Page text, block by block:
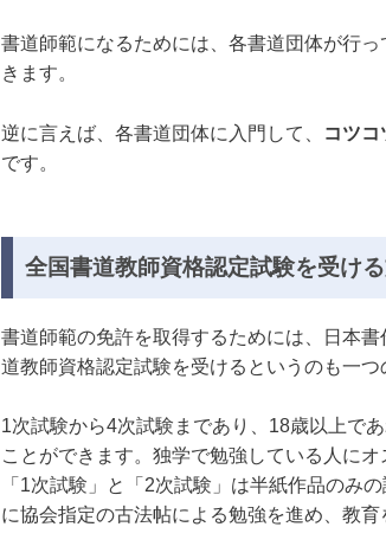
書道師範になるためには、各書道団体が行っ
きます。
逆に言えば、各書道団体に入門して、 コツ
です。
全国書道教師資格認定試験を受け
書道師範の免許を取得するためには、日本
道教師資格認定試験を受けるというのも一つ
1次試験から4次試験まであり、18歳以上で
ことができます。独学で勉強している人にオ
「1次試験」と「2次試験」は半紙作品のみ
に協会指定の古法帖による勉強を進め、教育